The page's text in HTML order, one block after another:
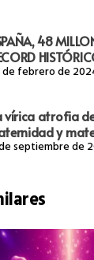
48
de febrero de
vírica atrofia
y
septiembre de